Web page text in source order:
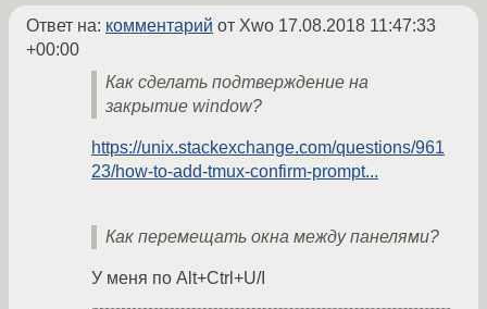
Ответ на: комментарий от Xwo 17.08.2018 11:47:33
+00:00
Как сделать подтверждение на
закрытие window?
https://unix.stackexchange.com/questions/961
23/how-to-add-tmux-confirm-prompt...
Как перемещать окна между панелями?
У меня по Alt+Ctrl+U/I